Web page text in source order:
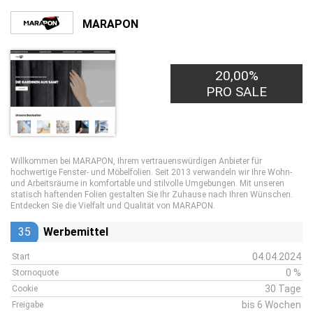
MARAPON
20,00%
PRO SALE
Willkommen bei MARAPON, Ihrem vertrauenswürdigen Anbieter für
hochwertige Fenster- und Möbelfolien. Seit 2013 verwandeln wir Ihre Wohn-
und Arbeitsräume in komfortable und stilvolle Umgebungen. Mit unseren
statisch haftenden Folien gestalten Sie Ihr Zuhause nach Ihren Wünschen.
Entdecken Sie die Vielfalt und Qualität von MARAPON.
35 Werbemittel
Start 04.04.2024
Stornoquote 0 %
Cookie 30 Tage
Freigabe bis 6 Wochen